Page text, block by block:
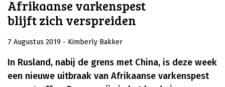
Afrikaanse varkenspest
blijft zich verspreiden
7 Augustus 2019 - Kimberly Bakker
In Rusland, nabij de grens met China, is deze week
een nieuwe uitbraak van Afrikaanse varkenspest